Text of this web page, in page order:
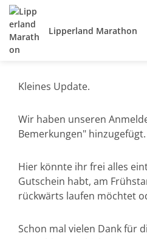
Lipperland Marathon
Kleines Update.
Wir haben unseren
Bemerkungen" hinzugefügt.
Hier könnte ihr frei alles
Gutschein habt, am
rückwärts laufen möchtet
Schon mal vielen Dank für